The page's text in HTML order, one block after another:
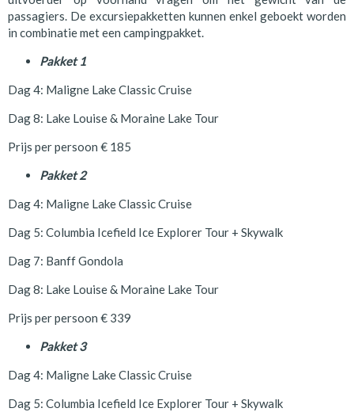
passagiers. De excursiepakketten kunnen enkel geboekt worden
in combinatie met een campingpakket.
Pakket 1
Dag 4: Maligne Lake Classic Cruise
Dag 8: Lake Louise & Moraine Lake Tour
Prijs per persoon € 185
Pakket 2
Dag 4: Maligne Lake Classic Cruise
Dag 5: Columbia Icefield Ice Explorer Tour + Skywalk
Dag 7: Banff Gondola
Dag 8: Lake Louise & Moraine Lake Tour
Prijs per persoon € 339
Pakket 3
Dag 4: Maligne Lake Classic Cruise
Dag 5: Columbia Icefield Ice Explorer Tour + Skywalk